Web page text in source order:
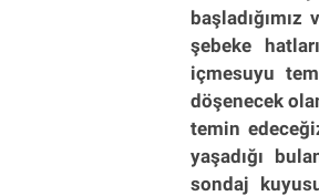
şebeke
içmesuyu
döşenecek
temin
yaşadığı
sondaj